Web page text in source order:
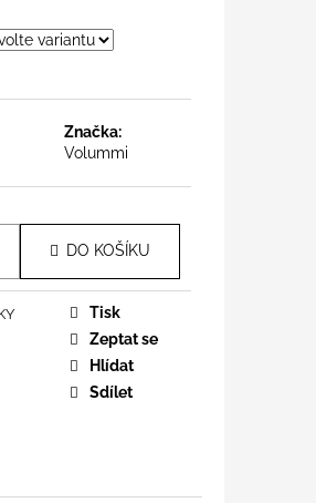
Značka:
Volummi
DO KOŠÍKU
Tisk
Zeptat se
Hlídat
Sdílet